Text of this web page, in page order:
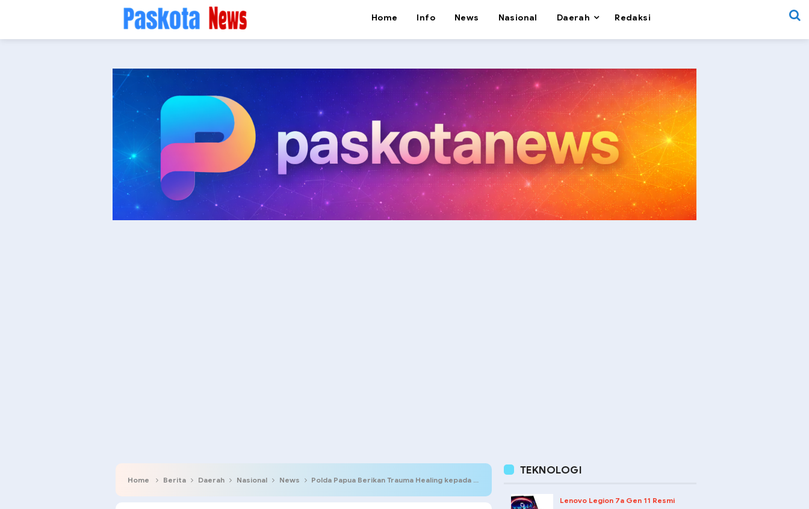
Home Info News Nasional Daerah Redaksi
Home Berita Daerah Nasional News Polda Papua Berikan Trauma Healing kepada Korban Ledakan di Biak Numfor, Hadirkan Semangat dan Keceriaan di Pengungsian
TEKNOLOGI
Lenovo Legion 7a Gen 11 Resmi